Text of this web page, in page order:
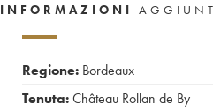
INFORMAZIONI
Regione: Bordeaux
Tenuta:Château Rollan de By